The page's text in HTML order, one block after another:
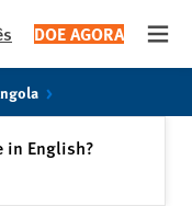
DOE AGORA
in English?